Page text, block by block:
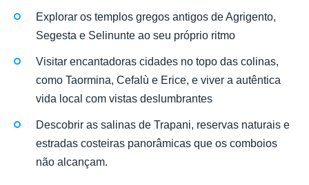
Explorar os templos gregos antigos de Agrigento,
Segesta e Selinunte ao seu próprio ritmo
Visitar encantadoras cidades no topo das colinas,
como Taormina, Cefalù e Erice, e viver a autêntica
vida local com vistas deslumbrantes
Descobrir as salinas de Trapani, reservas naturais e
estradas costeiras panorâmicas que os comboios
não alcançam.